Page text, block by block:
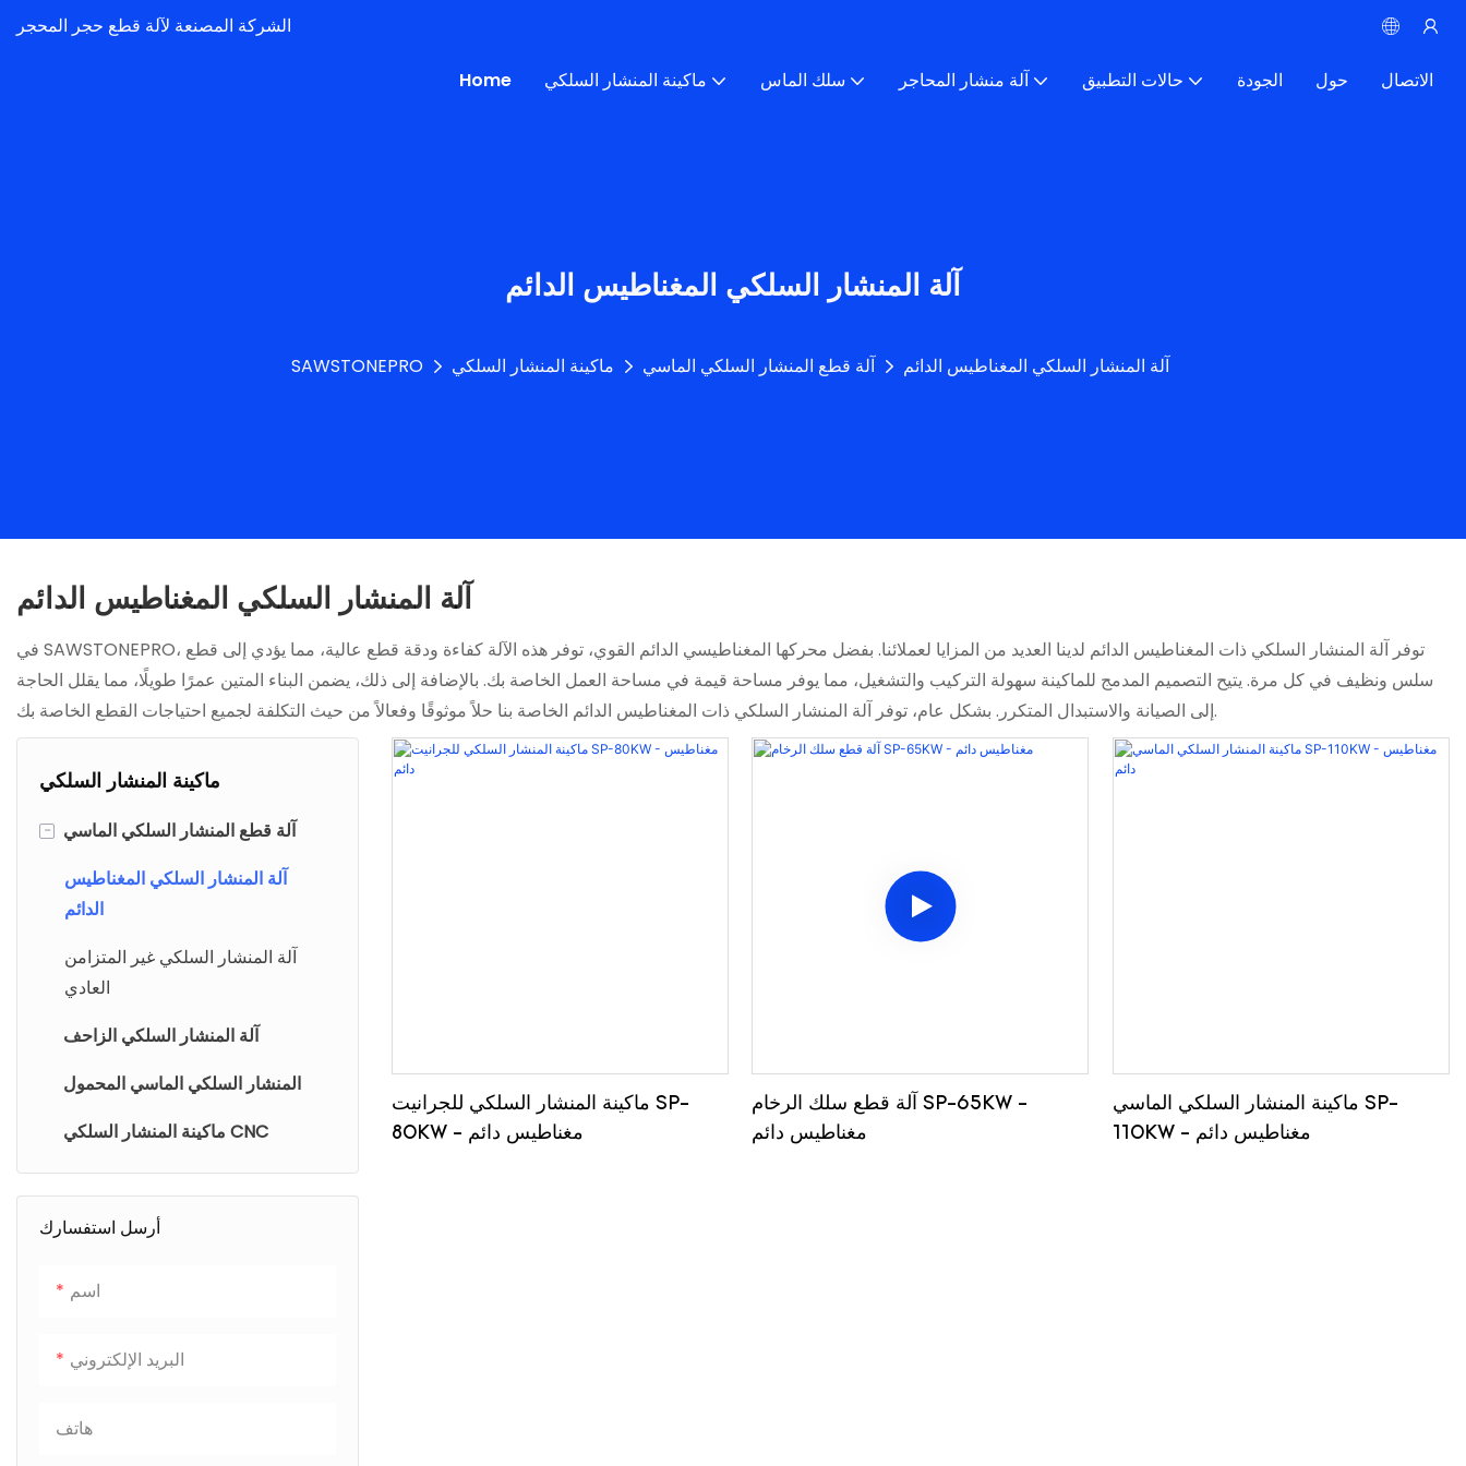
الشركة المصنعة لآلة قطع حجر المحجر
Home ماكينة المنشار السلكي سلك الماس آلة منشار المحاجر حالات التطبيق الجودة حول الاتصال
آلة المنشار السلكي المغناطيس الدائم
SAWSTONEPRO ماكينة المنشار السلكي آلة قطع المنشار السلكي الماسي آلة المنشار السلكي المغناطيس الدائم
آلة المنشار السلكي المغناطيس الدائم
في SAWSTONEPRO، توفر آلة المنشار السلكي ذات المغناطيس الدائم لدينا العديد من المزايا لعملائنا. بفضل محركها المغناطيسي الدائم القوي، توفر هذه الآلة كفاءة ودقة قطع عالية، مما يؤدي إلى قطع
سلس ونظيف في كل مرة. يتيح التصميم المدمج للماكينة سهولة التركيب والتشغيل، مما يوفر مساحة قيمة في مساحة العمل الخاصة بك. بالإضافة إلى ذلك، يضمن البناء المتين عمرًا طويلًا، مما يقلل الحاجة
إلى الصيانة والاستبدال المتكرر. بشكل عام، توفر آلة المنشار السلكي ذات المغناطيس الدائم الخاصة بنا حلاً موثوقًا وفعالاً من حيث التكلفة لجميع احتياجات القطع الخاصة بك.
ماكينة المنشار السلكي
-
آلة قطع المنشار السلكي الماسي
آلة المنشار السلكي المغناطيس
الدائم
آلة المنشار السلكي غير المتزامن
العادي
آلة المنشار السلكي الزاحف
المنشار السلكي الماسي المحمول
ماكينة المنشار السلكي CNC
أرسل استفسارك
اسم
البريد الإلكتروني
هاتف
ماكينة المنشار السلكي للجرانيت SP-
80KW - مغناطيس دائم
آلة قطع سلك الرخام SP-65KW -
مغناطيس دائم
ماكينة المنشار السلكي الماسي SP-
110KW - مغناطيس دائم